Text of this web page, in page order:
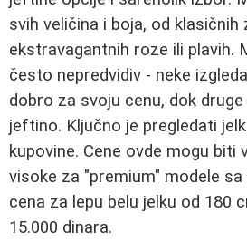
svih veličina i boja, od klasičnih
ekstravagantnih roze ili plavih.
često nepredvidiv - neke
dobro za svoju cenu, dok
jeftino. Ključno je pregledati
kupovine. Cene ovde mogu biti
visoke za "premium" modele
cena za lepu belu jelku od 180
15.000 dinara.